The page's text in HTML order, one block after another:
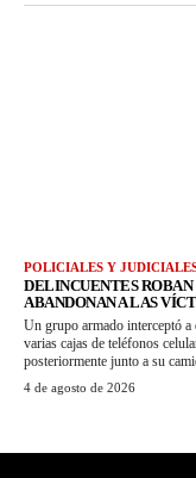
POLICIALES Y
DELINCUENTES
ABANDONAN A LAS
Un grupo armado interceptó
varias cajas de teléfonos
posteriormente junto a su
4 de agosto de 2026